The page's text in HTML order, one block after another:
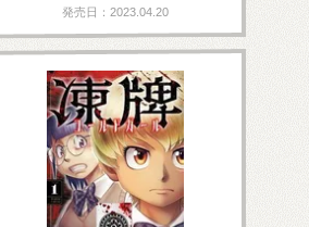
発売日：2023.04.20